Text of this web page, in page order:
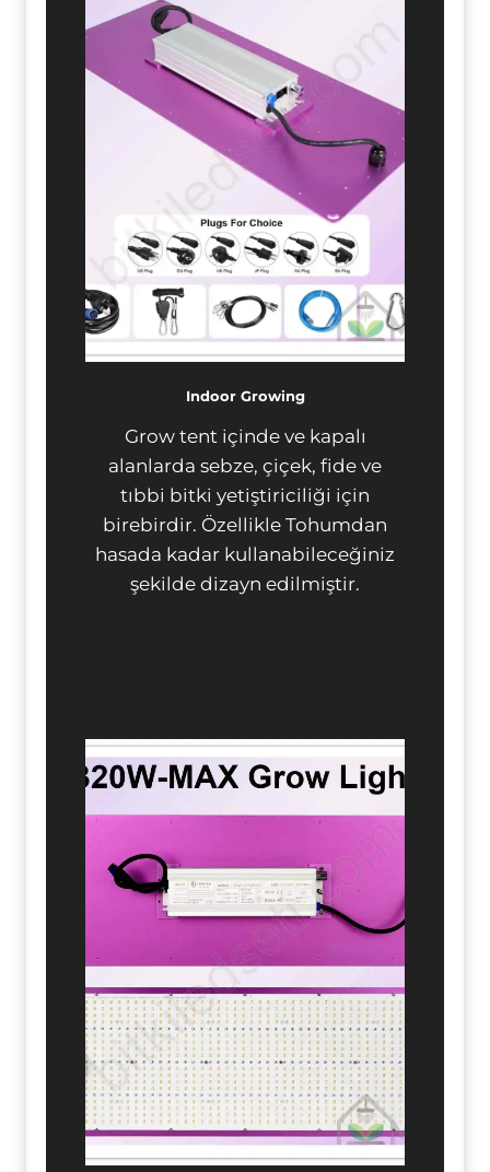
Indoor Growing
Grow tent içinde ve kapalı
alanlarda sebze, çiçek, fide ve
tıbbi bitki yetiştiriciliği için
birebirdir. Özellikle Tohumdan
hasada kadar kullanabileceğiniz
şekilde dizayn edilmiştir.